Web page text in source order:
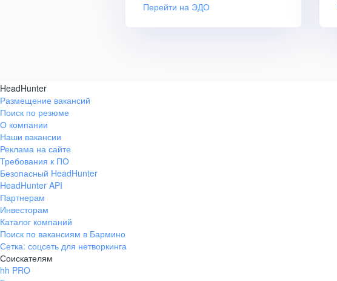
Перейти на ЭДО
HeadHunter
Размещение вакансий
Поиск по резюме
О компании
Наши вакансии
Реклама на сайте
Требования к ПО
Безопасный HeadHunter
HeadHunter API
Партнерам
Инвесторам
Каталог компаний
Поиск по вакансиям в Бармино
Сетка: соцсеть для нетворкинга
Соискателям
hh PRO